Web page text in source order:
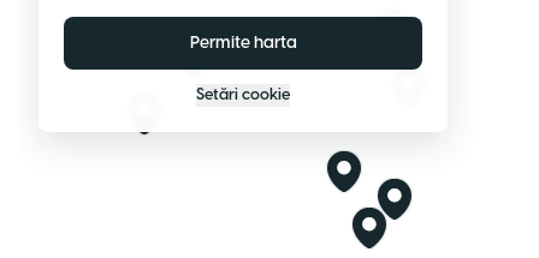
Permite harta
Setări cookie